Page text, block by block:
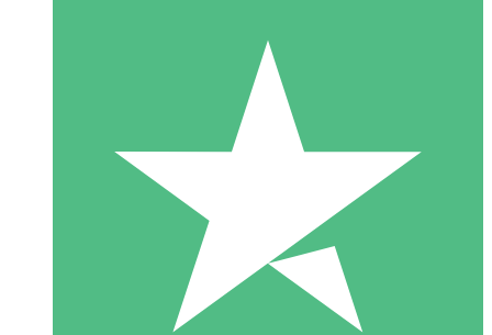
Pacotes de Créditos Individuais
Pague conforme o uso com créditos de download. Sem
1000